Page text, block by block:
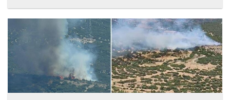
yaptığı '15 Temmuz' paylaşımı nedeniyle 'Halkı kin ve düşmanlığa
tahrik veya aşağılama' suçundan gözaltına alındı. Mahruki,
tutuklama talebiyle Sulh Ceza Hakimliği'ne sevk edildi.